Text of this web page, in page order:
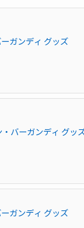
ガンディ グッズ
・バーガンディ グ
ガンディ グッズ